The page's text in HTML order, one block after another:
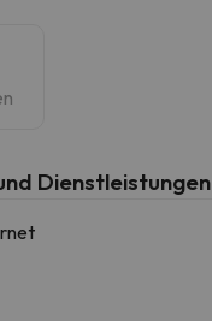
Dienstleistungen